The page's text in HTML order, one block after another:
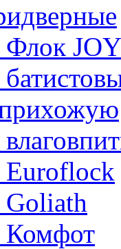
Флок
Euroflock
Комфот